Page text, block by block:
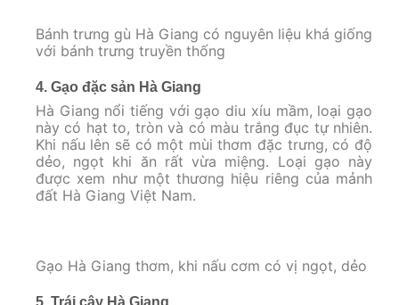
Bánh trưng gù Hà Giang có nguyên liệu khá giống
với bánh trưng truyền thống
4. Gạo đặc sản Hà Giang
Hà Giang nổi tiếng với gạo diu xíu mầm, loại gạo
này có hạt to, tròn và có màu trắng đục tự nhiên.
Khi nấu lên sẽ có một mùi thơm đặc trưng, có độ
dẻo, ngọt khi ăn rất vừa miệng. Loại gạo này
được xem như một thương hiệu riêng của mảnh
đất Hà Giang Việt Nam.
Gạo Hà Giang thơm, khi nấu cơm có vị ngọt, dẻo
5. Trái cây Hà Giang